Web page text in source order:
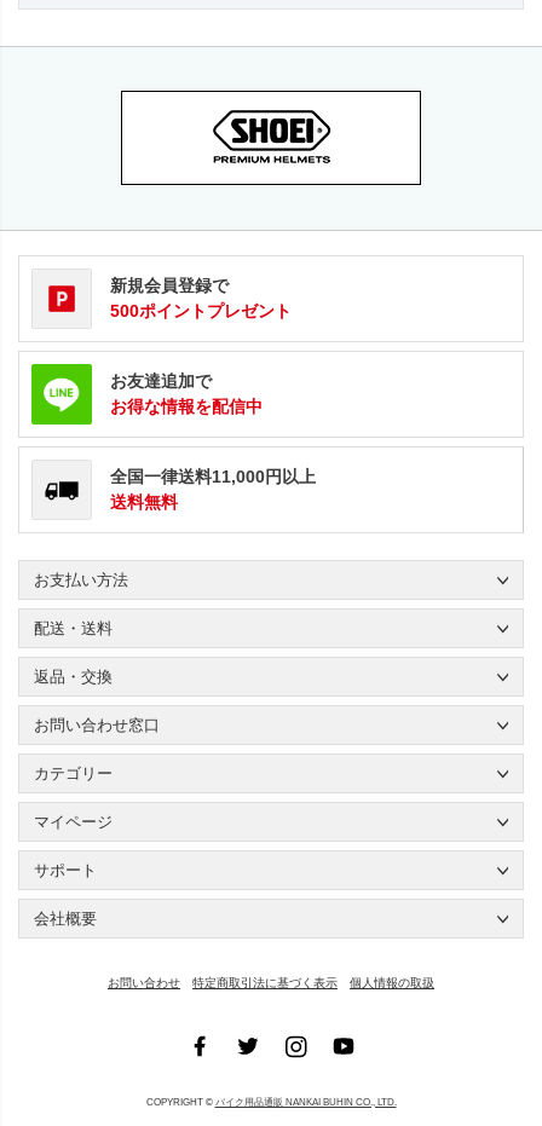
新規会員登録で
500ポイントプレゼント
お友達追加で
お得な情報を配信中
全国一律送料11,000円以上
送料無料
お支払い方法
配送・送料
返品・交換
お問い合わせ窓口
カテゴリー
マイページ
サポート
会社概要
お問い合わせ 特定商取引法に基づく表示 個人情報の取扱
COPYRIGHT © バイク用品通販 NANKAI BUHIN CO., LTD.